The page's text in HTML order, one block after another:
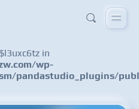
in
wp-
pandastudio_plugins/